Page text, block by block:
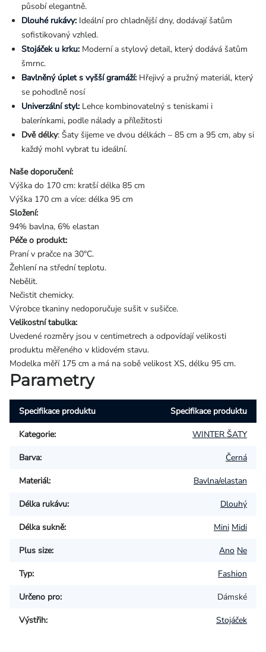
působí elegantně.
Dlouhé rukávy: Ideální pro chladnější dny, dodávají šatům
sofistikovaný vzhled.
Stojáček u krku: Moderní a stylový detail, který dodává šatům
šmrnc.
Bavlněný úplet s vyšší gramáží: Hřejivý a pružný materiál, který
se pohodlně nosí
Univerzální styl: Lehce kombinovatelný s teniskami i
balerínkami, podle nálady a příležitosti
Dvě délky: Šaty šijeme ve dvou délkách – 85 cm a 95 cm, aby si
každý mohl vybrat tu ideální.
Naše doporučení:
Výška do 170 cm: kratší délka 85 cm
Výška 170 cm a více: délka 95 cm
Složení:
94% bavlna, 6% elastan
Péče o produkt:
Praní v pračce na 30°C.
Žehlení na střední teplotu.
Nebělit.
Nečistit chemicky.
Výrobce tkaniny nedoporučuje sušit v sušičce.
Velikostní tabulka:
Uvedené rozměry jsou v centimetrech a odpovídají velikosti
produktu měřeného v klidovém stavu.
Modelka měří 175 cm a má na sobě velikost XS, délku 95 cm.
Parametry
Specifikace produktu Specifikace produktu
Kategorie: WINTER ŠATY
Barva: Černá
Materiál: Bavlna/elastan
Délka rukávu: Dlouhý
Délka sukně: Mini Midi
Plus size: Ano Ne
Typ: Fashion
Určeno pro: Dámské
Výstřih: Stojáček